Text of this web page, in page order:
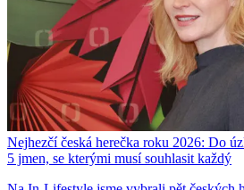
Nejhezčí česká herečka roku 2026: Do
5 jmen, se kterými musí souhlasit každý